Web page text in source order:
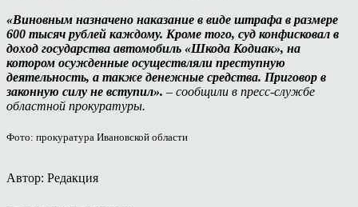
«Виновным назначено наказание в виде штрафа в размере
600 тысяч рублей каждому. Кроме того, суд конфисковал в
доход государства автомобиль «Шкода Кодиак», на
котором осужденные осуществляли преступную
деятельность, а также денежные средства. Приговор в
законную силу не вступил». – сообщили в пресс-службе
областной прокуратуры.
Фото: прокуратура Ивановской области
Автор: Редакция